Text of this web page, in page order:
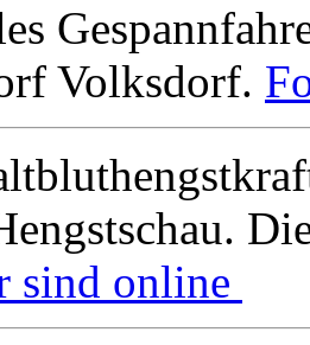
Volksdorf.
sind online